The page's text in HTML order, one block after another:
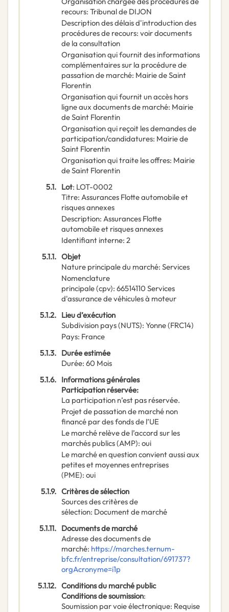
recours: Tribunal de DIJON
Description des délais d'introduction des
procédures de recours: voir documents
de la consultation
Organisation qui fournit des informations
complémentaires sur la procédure de
passation de marché: Mairie de Saint
Florentin
Organisation qui fournit un accès hors
ligne aux documents de marché: Mairie
de Saint Florentin
Organisation qui reçoit les demandes de
participation/candidatures: Mairie de
Saint Florentin
Organisation qui traite les offres: Mairie
de Saint Florentin
5.1. Lot: LOT-0002
Titre: Assurances Flotte automobile et
risques annexes
Description: Assurances Flotte
automobile et risques annexes
Identifiant interne: 2
5.1.1. Objet
Nature principale du marché: Services
Nomenclature
principale(cpv): 66514110 Services
d'assurance de véhicules à moteur
5.1.2. Lieu d’exécution
Subdivision pays (NUTS): Yonne(FRC14)
Pays: France
5.1.3. Durée estimée
Durée: 60 Mois
5.1.6. Informations générales
Participation réservée:
La participation n’est pas réservée.
Projet de passation de marché non
financé par des fonds de l’UE
Le marché relève de l’accord sur les
marchés publics (AMP): oui
Le marché en question convient aussi aux
petites et moyennes entreprises
(PME): oui
5.1.9. Critères de sélection
Sources des critères de
sélection: Document de marché
5.1.11. Documents de marché
Adresse des documents de
marché: https://marches.ternum-
bfc.fr/entreprise/consultation/691737?
orgAcronyme=i1p
5.1.12. Conditions du marché public
Conditions de soumission:
Soumission par voie électronique: Requise